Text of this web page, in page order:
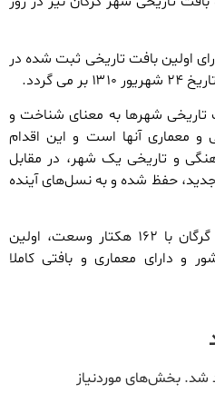
اولین بافت تاریخی ثبت شده در
گردد.
شهرها به معنای شناخت و
و معماری آنها است و این اقدام
و تاریخی یک شهر، در مقابل
حفظ شده و به نسل‌های آینده
به گفته بصیرنیا، بافت تاریخی گرگان با ۱۶۲ هکتار وسعت، اولین
و دارای معماری و بافتی کاملا
شد. بخش‌های موردنیاز